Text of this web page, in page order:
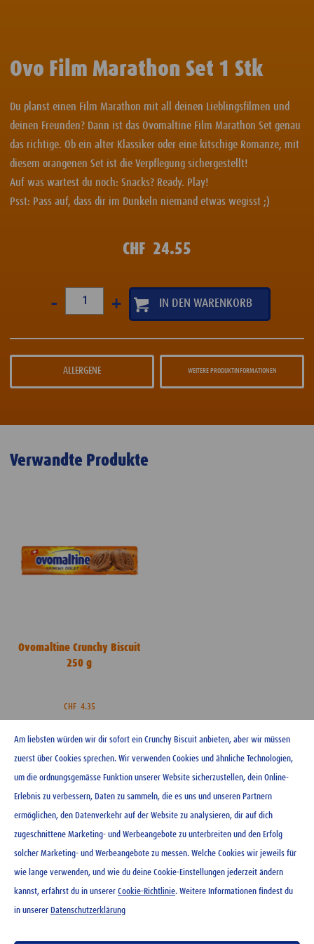
Ovo Film Marathon Set 1 Stk
Du planst einen Film Marathon mit all deinen Lieblingsfilmen und
deinen Freunden? Dann ist das Ovomaltine Film Marathon Set genau
das richtige. Ob ein alter Klassiker oder eine kitschige Romanze, mit
diesem orangenen Set ist die Verpflegung sichergestellt!
Auf was wartest du noch: Snacks? Ready. Play!
Psst: Pass auf, dass dir im Dunkeln niemand etwas wegisst ;)
CHF 24.55
- +
ALLERGENE WEITERE PRODUKTINFORMATIONEN
Verwandte Produkte
Ovomaltine Crunchy Biscuit
250 g
CHF 4.35
- +
KONTAKT
NEWSLETTER
NUTZUNGSBEDINGUNGEN
DATENSCHUTZERKLÄRUNG
COOKIE-RICHTLINIEN
Am liebsten würden wir dir sofort ein Crunchy Biscuit anbieten, aber wir müssen
zuerst über Cookies sprechen. Wir verwenden Cookies und ähnliche Technologien,
um die ordnungsgemässe Funktion unserer Website sicherzustellen, dein Online-
Erlebnis zu verbessern, Daten zu sammeln, die es uns und unseren Partnern
ermöglichen, den Datenverkehr auf der Website zu analysieren, dir auf dich
zugeschnittene Marketing- und Werbeangebote zu unterbreiten und den Erfolg
solcher Marketing- und Werbeangebote zu messen. Welche Cookies wir jeweils für
wie lange verwenden, und wie du deine Cookie-Einstellungen jederzeit ändern
kannst, erfährst du in unserer Cookie-Richtlinie. Weitere Informationen findest du
in unserer Datenschutzerklärung